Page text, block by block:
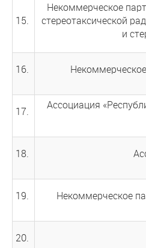
15.
Некоммерческое
стереотаксической
и
16.
17.
Ассоциация
18.
19. Некоммерческое
20.